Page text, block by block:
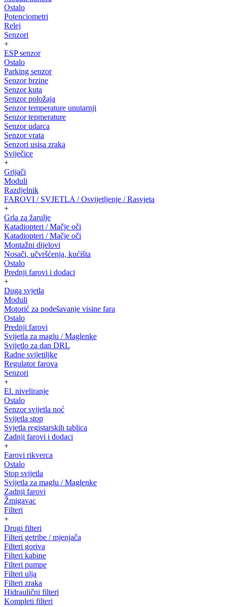
Ostalo
Potenciometri
Relej
Senzori
+
ESP senzor
Ostalo
Parking senzor
Senzor brzine
Senzor kuta
Senzor položaja
Senzor temperature unutarnji
Senzor tepmerature
Senzor udarca
Senzor vrata
Senzori usisa zraka
Sviječice
+
Grijači
Moduli
Razdjelnik
FAROVI / SVJETLA / Osvijetljenje / Rasvjeta
+
Grla za žarulje
Katadiopteri / Mačje oči
Katadiopteri / Mačje oči
Montažni dijelovi
Nosači, učvršćenja, kućišta
Ostalo
Prednji farovi i dodaci
+
Duga svjetla
Moduli
Motorić za podešavanje visine fara
Ostalo
Prednji farovi
Svijetla za maglu / Maglenke
Svijetlo za dan DRL
Radne svijetiljke
Regulator farova
Senzori
+
El. niveliranje
Ostalo
Senzor svijetla noć
Svijetla stop
Svjetla registarskih tablica
Zadnji farovi i dodaci
+
Farovi rikverca
Ostalo
Stop svijetla
Svijetla za maglu / Maglenke
Zadnji farovi
Žmigavac
Filteri
+
Drugi filteri
Filteri getribe / mjenjača
Filteri goriva
Filteri kabine
Filteri pumpe
Filteri ulja
Filteri zraka
Hidraulični filteri
Kompleti filteri